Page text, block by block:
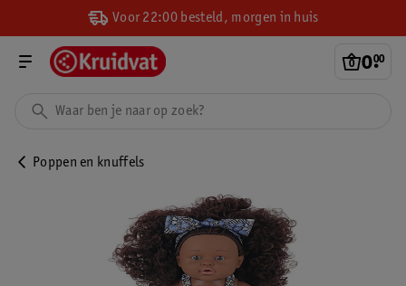
Voor 22:00 besteld, morgen in huis
0.
00
Poppen en knuffels